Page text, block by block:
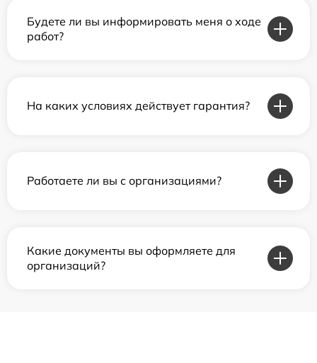
Будете ли вы информировать меня о ходе
работ?
На каких условиях действует гарантия?
Работаете ли вы с организациями?
Какие документы вы оформляете для
организаций?